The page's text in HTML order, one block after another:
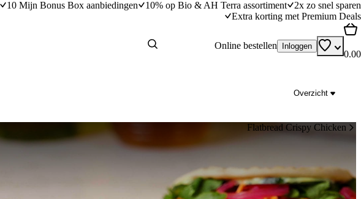
10 Mijn Bonus Box aanbiedingen 10% op Bio & AH Terra assortiment
2x zo snel sparen
Extra korting met Premium Deals
Online bestellen Inloggen
0.00
Overzicht
Flatbread Crispy Chicken